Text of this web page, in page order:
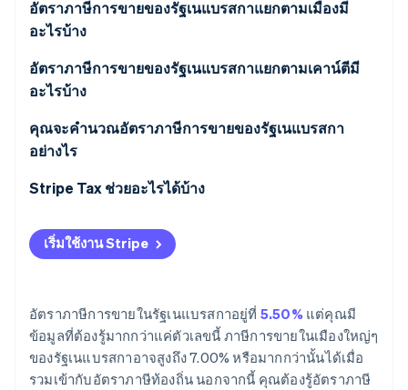
ช่วงภาษีการขายของรัฐเนแบรสกาปี 2026
อัตราภาษีการขายของรัฐเนแบรสกาแยกตามเมืองมี
อะไรบ้าง
อัตราภาษีการขายของรัฐเนแบรสกาแยกตามเคาน์ตีมี
อะไรบ้าง
คุณจะคำนวณอัตราภาษีการขายของรัฐเนแบรสกา
อย่างไร
Stripe Tax ช่วยอะไรได้บ้าง
เริ่มใช้งาน Stripe
อัตราภาษีการขายในรัฐเนแบรสกาอยู่ที่ 5.50%แต่คุณมี
ข้อมูลที่ต้องรู้มากกว่าแค่ตัวเลขนี้ ภาษีการขายในเมืองใหญ่ๆ
ของรัฐเนแบรสกาอาจสูงถึง 7.00% หรือมากกว่านั้นได้เมื่อ
รวมเข้ากับอัตราภาษีท้องถิ่น นอกจากนี้ คุณต้องรู้อัตราภาษี